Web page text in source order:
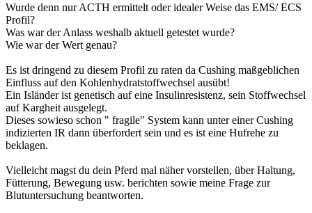
Wurde denn nur ACTH ermittelt oder idealer Weise das EMS/ ECS
Profil?
Was war der Anlass weshalb aktuell getestet wurde?
Wie war der Wert genau?
Es ist dringend zu diesem Profil zu raten da Cushing maßgeblichen
Einfluss auf den Kohlenhydratstoffwechsel ausübt!
Ein Isländer ist genetisch auf eine Insulinresistenz, sein Stoffwechsel
auf Kargheit ausgelegt.
Dieses sowieso schon " fragile" System kann unter einer Cushing
indizierten IR dann überfordert sein und es ist eine Hufrehe zu
beklagen.
Vielleicht magst du dein Pferd mal näher vorstellen, über Haltung,
Fütterung, Bewegung usw. berichten sowie meine Frage zur
Blutuntersuchung beantworten.